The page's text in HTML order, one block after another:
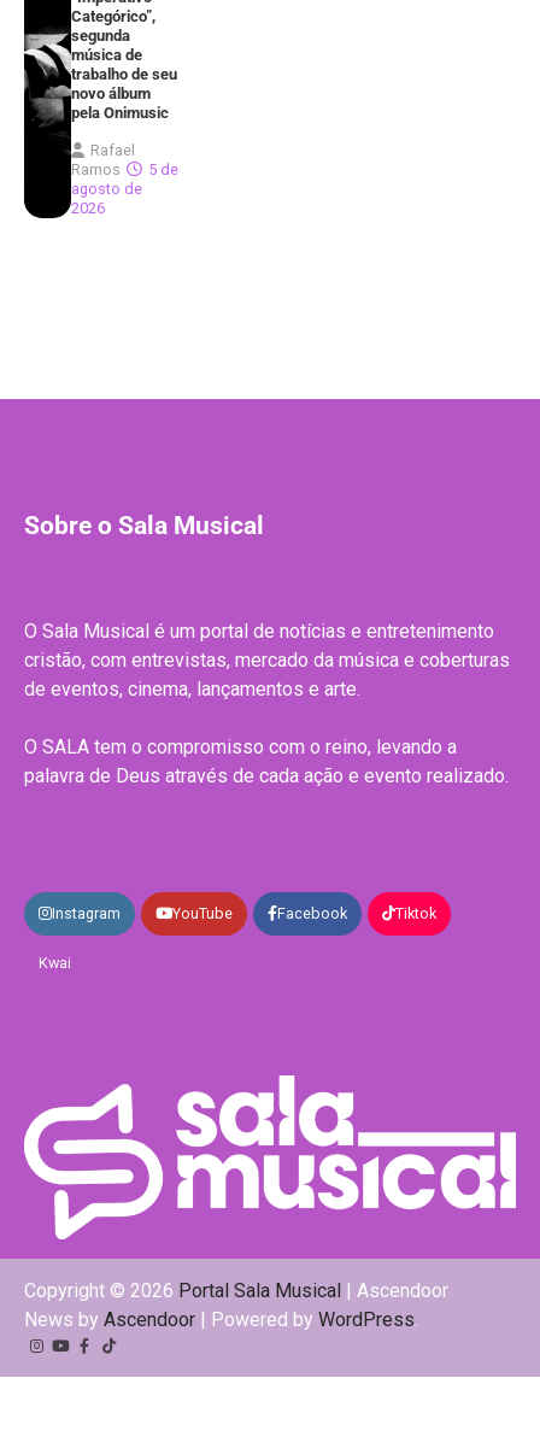
Categórico”,
segunda
música de
trabalho de seu
novo álbum
pela Onimusic
Rafael
Ramos
5 de
agosto de
2026
Sobre o Sala Musical
O Sala Musical é um portal de notícias e entretenimento
cristão, com entrevistas, mercado da música e coberturas
de eventos, cinema, lançamentos e arte.
O SALA tem o compromisso com o reino, levando a
palavra de Deus através de cada ação e evento realizado.
Instagram YouTube Facebook Tiktok
Kwai
Copyright © 2026 Portal Sala Musical | Ascendoor
News by Ascendoor | Powered by WordPress.
Instagram
YouTube
Facebook
Tiktok